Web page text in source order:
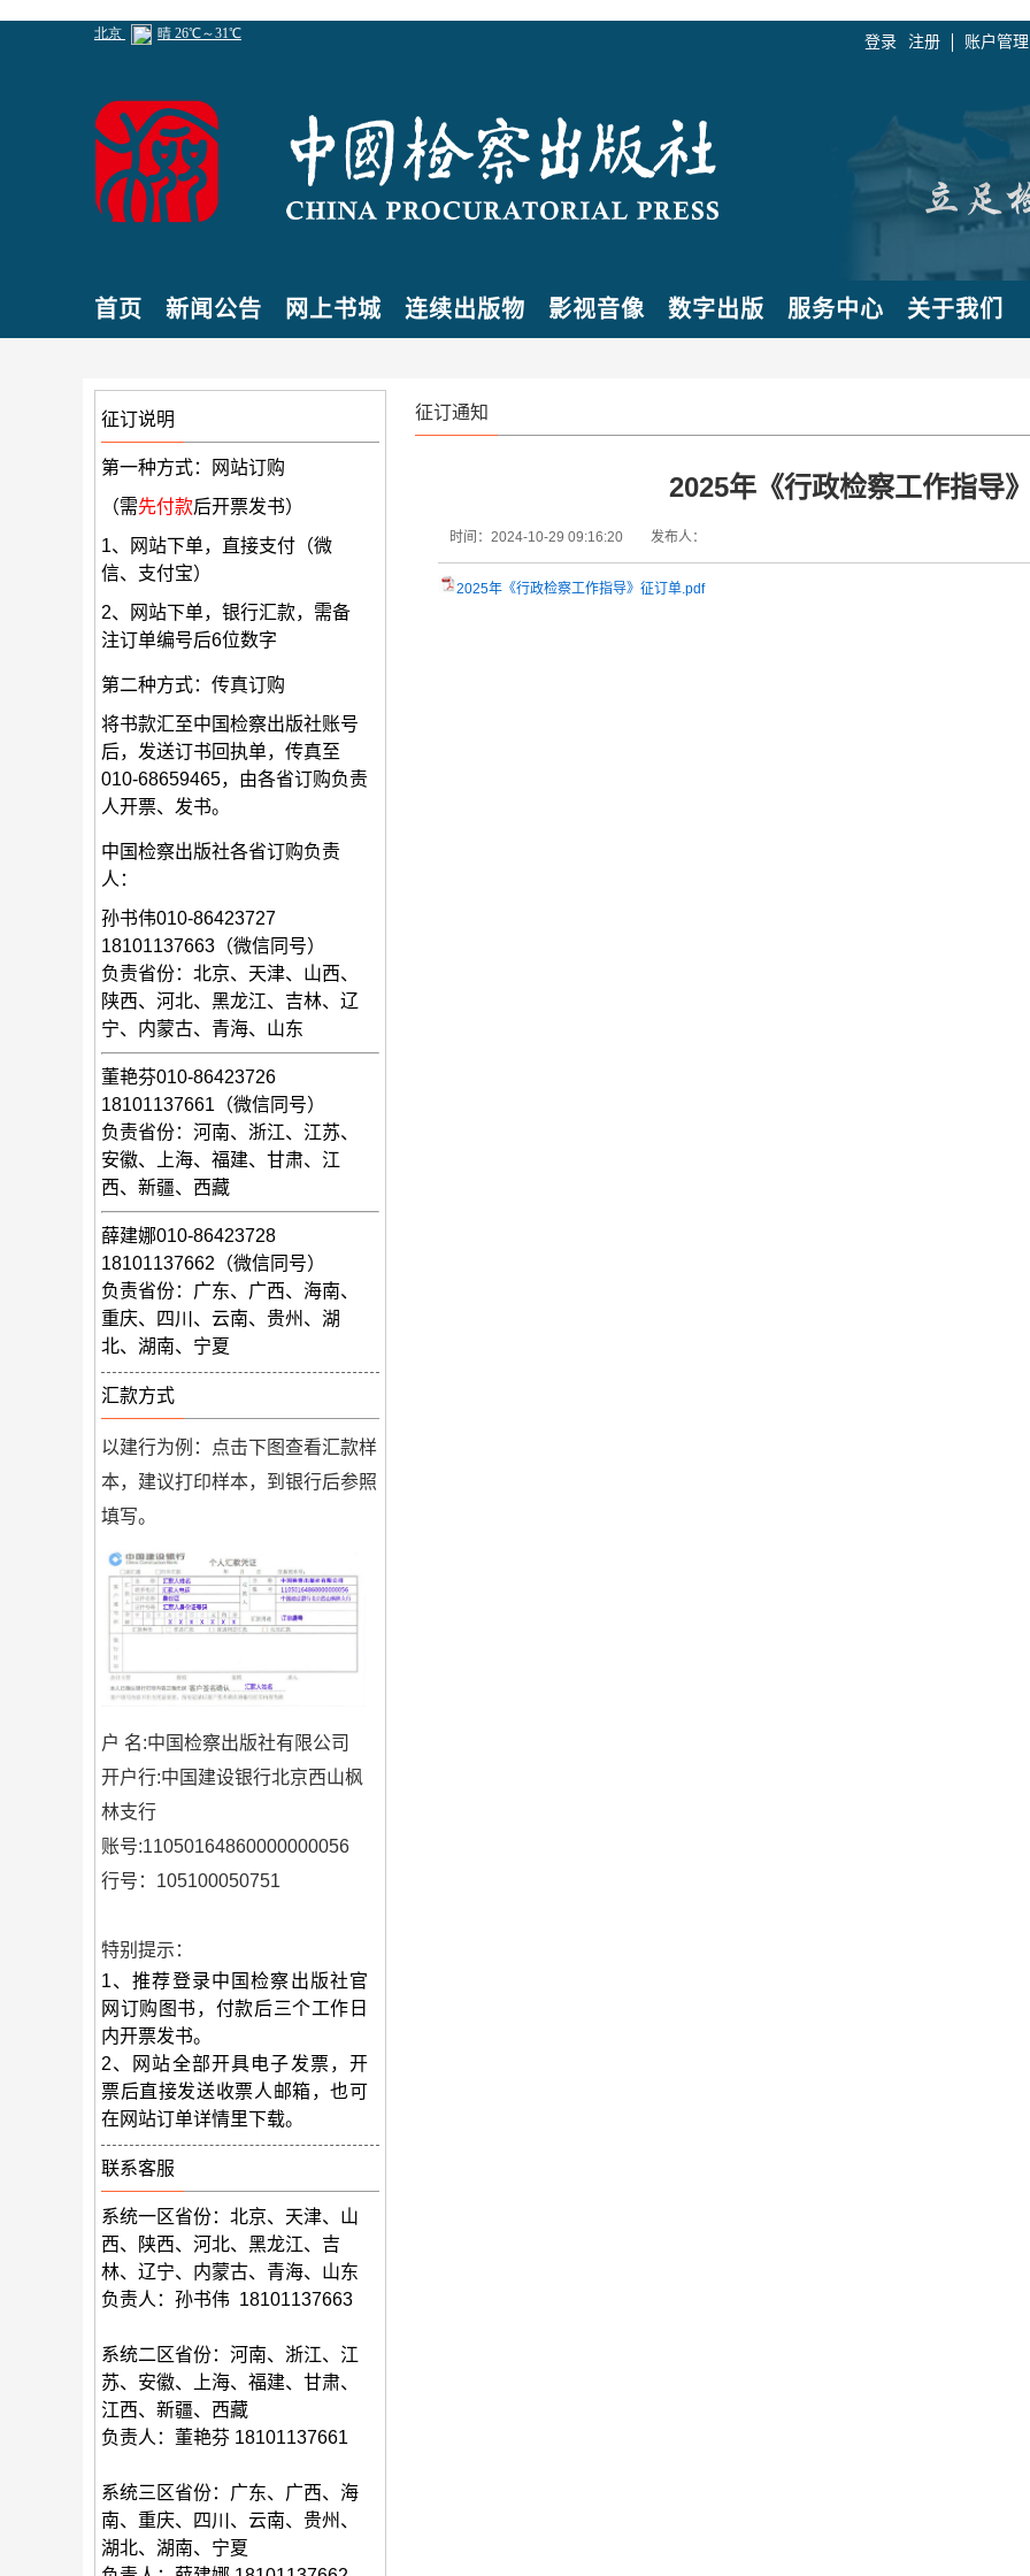
登录 注册 账户管理
首页 新闻公告 网上书城 连续出版物 影视音像 数字出版 服务中心 关于我们
征订说明
第一种方式：网站订购
（需先付款后开票发书）
1、网站下单，直接支付（微
信、支付宝）
2、网站下单，银行汇款，需备
注订单编号后6位数字
第二种方式：传真订购
将书款汇至中国检察出版社账号
后，发送订书回执单，传真至
010-68659465，由各省订购负责
人开票、发书。
中国检察出版社各省订购负责
人：
孙书伟010-86423727
18101137663（微信同号）
负责省份：北京、天津、山西、
陕西、河北、黑龙江、吉林、辽
宁、内蒙古、青海、山东
董艳芬010-86423726
18101137661（微信同号）
负责省份：河南、浙江、江苏、
安徽、上海、福建、甘肃、江
西、新疆、西藏
薛建娜010-86423728
18101137662（微信同号）
负责省份：广东、广西、海南、
重庆、四川、云南、贵州、湖
北、湖南、宁夏
汇款方式
以建行为例：点击下图查看汇款样
本，建议打印样本，到银行后参照
填写。
户 名:中国检察出版社有限公司
开户行:中国建设银行北京西山枫
林支行
账号:11050164860000000056
行号 ：105100050751
特别提示：
1、推荐登录中国检察出版社官
网订购图书，付款后三个工作日
内开票发书。
2、网站全部开具电子发票，开
票后直接发送收票人邮箱，也可
在网站订单详情里下载。
联系客服
系统一区省份：北京、天津、山
西、陕西、河北、黑龙江、吉
林、辽宁、内蒙古、青海、山东
负责人：孙书伟 18101137663
系统二区省份： 河南、浙江、江
苏、安徽、上海、福建、甘肃、
江西、新疆、西藏
负责人：董艳芬 18101137661
系统三区省份： 广东、广西、海
南、重庆、四川、云南、贵州、
湖北、湖南、宁夏
征订通知
2025年《行政检察工作指导
时间：2024-10-29 09:16:20 发布人：
2025年《行政检察工作指导》征订单.pdf